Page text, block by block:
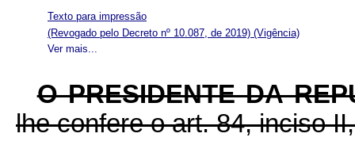
Texto para impressão
Ver mais...
(Revogado pelo Decreto nº 10.087, de 2019) (Vigência)
O PRESIDENTE DA
lhe confere o art. 84, inciso